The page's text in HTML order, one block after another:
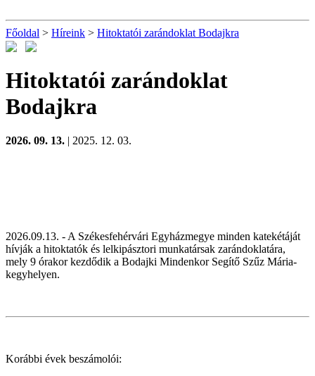
Főoldal > Híreink > Hitoktatói zarándoklat Bodajkra
Hitoktatói zarándoklat
Bodajkra
2026. 09. 13. | 2025. 12. 03.
2026.09.13. - A Székesfehérvári Egyházmegye minden katekétáját
hívják a hitoktatók és lelkipásztori munkatársak zarándoklatára,
mely 9 órakor kezdődik a Bodajki Mindenkor Segítő Szűz Mária-
kegyhelyen.
Korábbi évek beszámolói: